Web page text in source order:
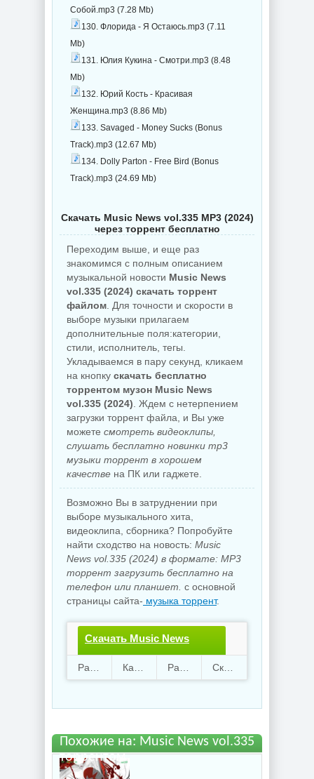
Собой.mp3 (7.28 Mb)
130. Флорида - Я Остаюсь.mp3 (7.11
Mb)
131. Юлия Кукина - Смотри.mp3 (8.48
Mb)
132. Юрий Кость - Красивая
Женщина.mp3 (8.86 Mb)
133. Savaged - Money Sucks (Bonus
Track).mp3 (12.67 Mb)
134. Dolly Parton - Free Bird (Bonus
Track).mp3 (24.69 Mb)
Скачать Music News vol.335 MP3 (2024)
через торрент бесплатно
Переходим выше, и еще раз
знакомимся с полным описанием
музыкальной новости Music News
vol.335 (2024) скачать торрент
файлом . Для точности и скорости в
выборе музыки прилагаем
дополнительные поля:категории,
стили, исполнитель, тегы.
Укладываемся в пару секунд, кликаем
на кнопку скачать бесплатно
торрентом музон Music News
vol.335 (2024) . Ждем с нетерпением
загрузки торрент файла, и Вы уже
можете смотреть видеоклипы,
слушать бесплатно новинки mp3
музыки торрент в хорошем
качестве на ПК или гаджете.
Возможно Вы в затруднении при
выборе музыкального хита,
видеоклипа, сборника? Попробуйте
найти сходство на новость: Music
News vol.335 (2024) в формате: MP3
торрент загрузить бесплатно на
телефон или планшет. с основной
страницы сайта- музыка торрент.
Скачать Music News
vol.335.torrent файл
113 25 937.06 Mb
Похожие на: Music News vol.335
торрентом